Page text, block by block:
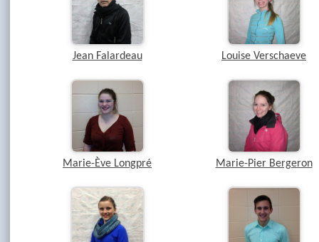
Jean Falardeau Louise Verschaeve
Marie-Ève Longpré Marie-Pier Bergeron